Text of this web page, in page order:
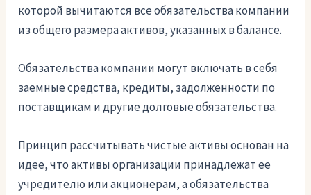
которой вычитаются все обязательства компании
из общего размера активов, указанных в балансе.
Обязательства компании могут включать в себя
заемные средства, кредиты, задолженности по
поставщикам и другие долговые обязательства.
Принцип рассчитывать чистые активы основан на
идее, что активы организации принадлежат ее
учредителю или акционерам, а обязательства